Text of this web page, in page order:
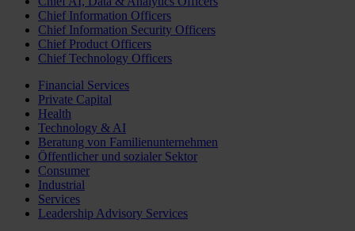
Chief Information Officers
Chief Information Security Officers
Chief Product Officers
Chief Technology Officers
Financial Services
Private Capital
Health
Technology & AI
Beratung von Familienunternehmen
Öffentlicher und sozialer Sektor
Consumer
Industrial
Services
Leadership Advisory Services